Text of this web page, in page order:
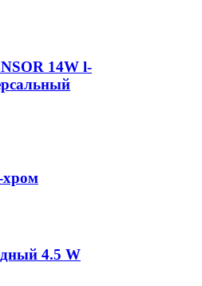
14W l-
хром
4.5 W